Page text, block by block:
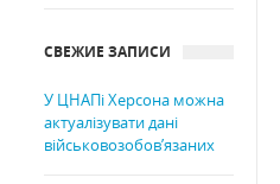
СВЕЖИЕ ЗАПИСИ
У ЦНАПі Херсона можна
актуалізувати дані
військовозобов’язаних